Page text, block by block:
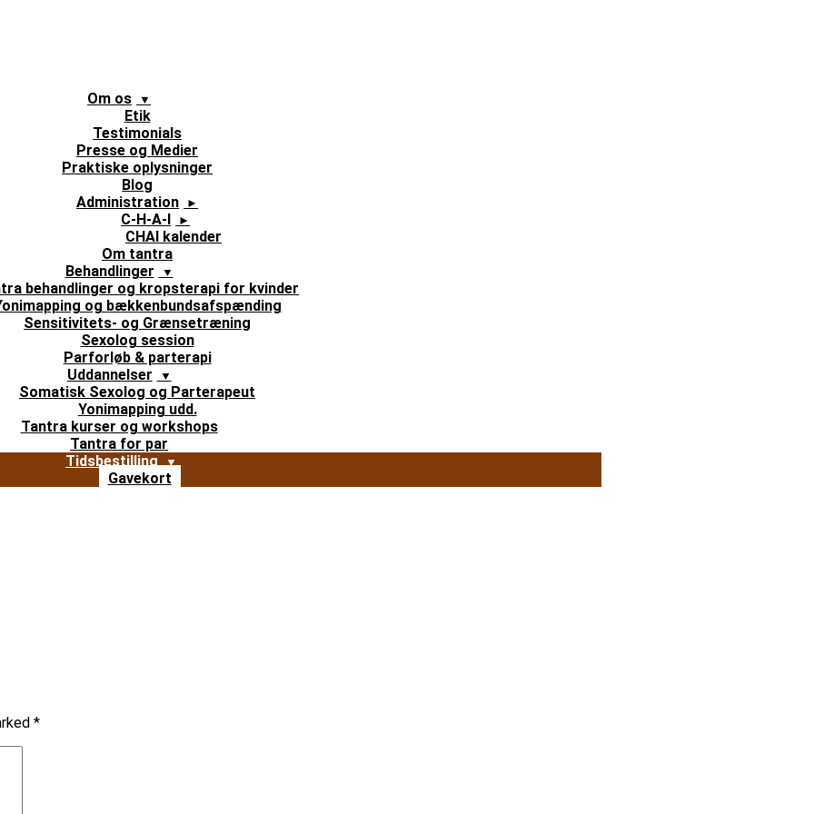
Om os
Etik
Testimonials
Presse og Medier
Praktiske oplysninger
Blog
Administration
C-H-A-I
CHAI kalender
Om tantra
Behandlinger
behandlinger og kropsterapi for kvinder
og bækkenbundsafspænding
Sensitivitets- og Grænsetræning
Sexolog session
Parforløb & parterapi
Uddannelser
Somatisk Sexolog og Parterapeut
Yonimapping udd.
Tantra kurser og workshops
Tantra for par
Tidsbestilling
Gavekort
*